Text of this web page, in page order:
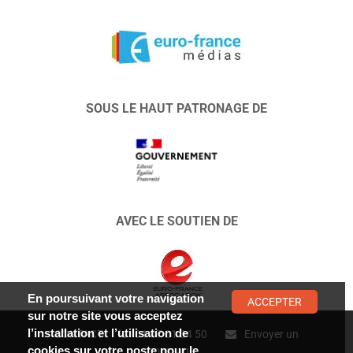
SOUS LE HAUT PATRONAGE DE
AVEC LE SOUTIEN DE
CONTACT : 01 47 01 34 50
Envoyer un
En poursuivant votre navigation
sur notre site vous acceptez
l’installation et l’utilisation de
cookies sur votre poste pour le
ACCEPTER